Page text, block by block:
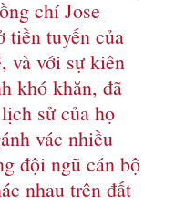
chí Jose
tiền tuyến của
và với sự kiên
khó khăn, đã
sử của họ
vác nhiều
đội ngũ cán bộ
nhau trên đất